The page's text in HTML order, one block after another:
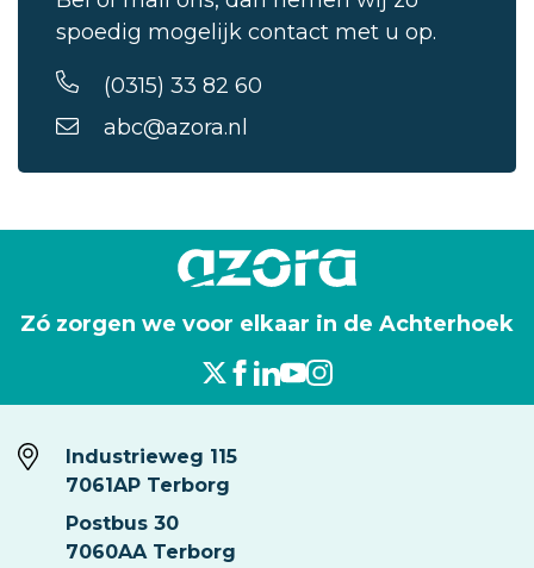
spoedig mogelijk contact met u op.
(0315) 33 82 60
abc@azora.nl
Zó zorgen we voor elkaar in de Achterhoek
Industrieweg 115
7061AP Terborg
Postbus 30
7060AA Terborg